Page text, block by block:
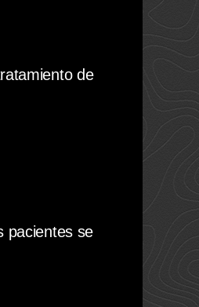
de
pacientes se